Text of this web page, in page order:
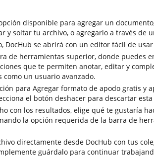
disponible para agregar un
y soltar tu archivo, o agregarlo a través de
DocHub se abrirá con un editor fácil de
de herramientas superior, donde puedes
que te permiten anotar, editar y
como un usuario avanzado.
para Agregar formato de apodo gratis y
el botón deshacer para descartar esta
con los resultados, elige qué te gustaría
la opción requerida de la barra de
directamente desde DocHub con tus
guárdalo para continuar